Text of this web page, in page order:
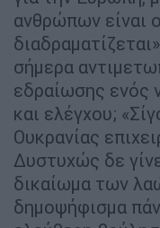
ανθρώπων είναι
σήμερα
εδραίωσης ενός
και ελέγχου;
Ουκρανίας
Δυστυχώς δε
δικαίωμα των
δημοψήφισμα